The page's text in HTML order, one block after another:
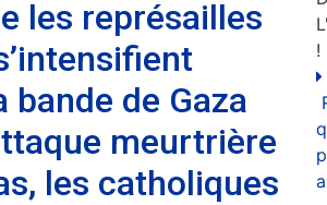
les représailles
bande de Gaza
meurtrière
les catholiques
!